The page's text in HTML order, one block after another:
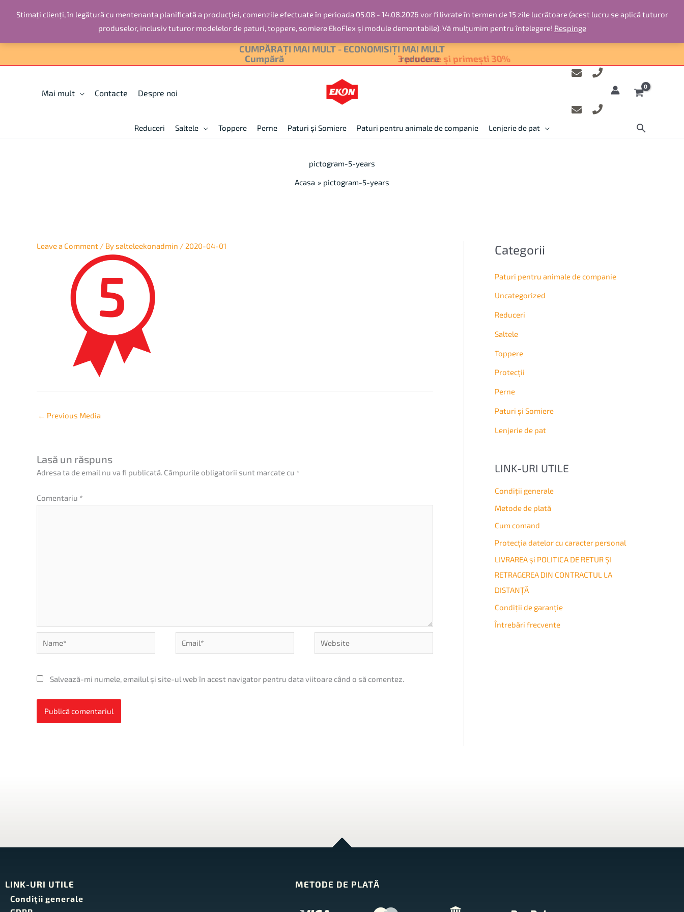
Stimați clienți, în legătură cu mentenanța planificată a producției, comenzile efectuate în perioada 05.08 - 14.08.2026 vor fi livrate în termen de 15 zile lucrătoare (acest lucru se aplică tuturor
produselor, inclusiv tuturor modelelor de paturi, toppere, somiere EkoFlex și module demontabile). Vă mulțumim pentru înțelegere! Respinge
CUMPĂRAȚI MAI MULT - ECONOMISIȚI MAI MULT
Cumpără
2 produse și primești 10% reducere
Мai mult Contacte Despre noi
Reduceri Saltele Topperе Perne Paturi și Somiere Paturi pentru animale de companie Lenjerie de pat
pictogram-5-years
Acasa pictogram-5-years
Leave a Comment / Bysalteleekonadmin / 2020-04-01
← Previous Media
Lasă un răspuns
Adresa ta de email nu va fi publicată. Câmpurile obligatorii sunt marcate cu *
Comentariu *
Name* Email* Website
Salvează-mi numele, emailul și site-ul web în acest navigator pentru data viitoare când o să comentez.
Categorii
Paturi pentru animale de companie
Uncategorized
Reduceri
Saltele
Topperе
Protecții
Perne
Paturi și Somiere
Lenjerie de pat
LINK-URI UTILE
Condiţii generale
Metode de plată
Cum comand
Protecția datelor cu caracter personal
LIVRAREA și POLITICA DE RETUR ȘI
RETRAGEREA DIN CONTRACTUL LA
DISTANȚĂ
Condiţii de garanţie
Întrebări frecvente
LINK-URI UTILE
Condiţii generale
METODE DE PLATĂ